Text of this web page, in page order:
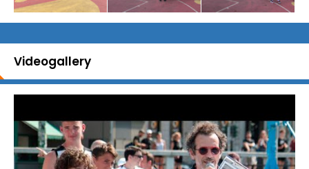
Videogallery